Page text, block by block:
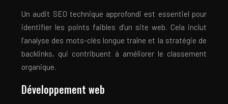
Un audit SEO technique approfondi est essentiel pour
identifier les points faibles d’un site web. Cela inclut
l’analyse des mots-clés longue traîne et la stratégie de
backlinks, qui contribuent à améliorer le classement
organique.
Développement web